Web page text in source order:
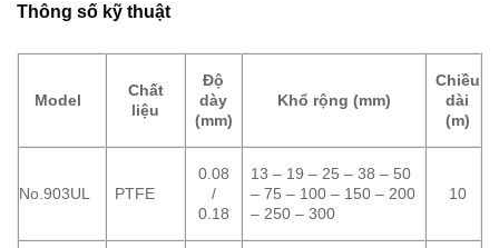
Thông số kỹ thuật
Model
Chất
liệu
Độ
dày
(mm)
Khổ rộng (mm)
Chiều
dài
(m)
No.903UL PTFE
0.08
/
0.18
13 – 19 – 25 – 38 – 50
– 75 – 100 – 150 – 200
– 250 – 300
10